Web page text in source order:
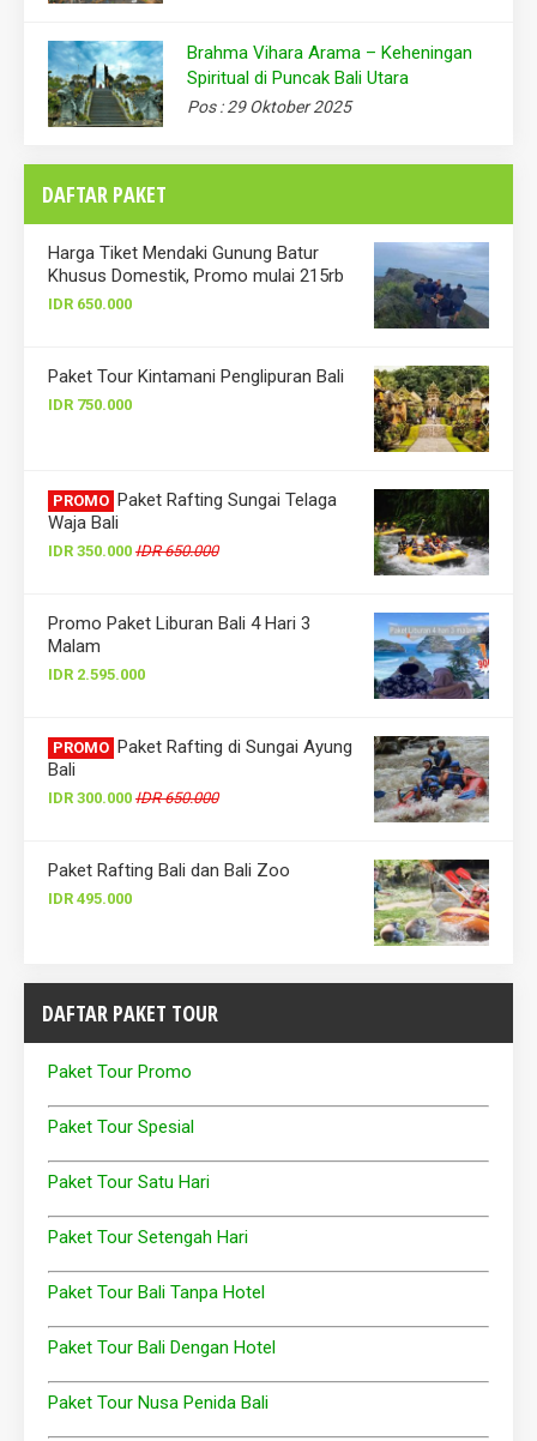
Brahma Vihara Arama – Keheningan
Spiritual di Puncak Bali Utara
Pos : 29 Oktober 2025
DAFTAR PAKET
Harga Tiket Mendaki Gunung Batur
Khusus Domestik, Promo mulai 215rb
IDR 650.000
Paket Tour Kintamani Penglipuran Bali
IDR 750.000
PROMO Paket Rafting Sungai Telaga
Waja Bali
IDR 350.000 IDR 650.000
Promo Paket Liburan Bali 4 Hari 3
Malam
IDR 2.595.000
PROMO Paket Rafting di Sungai Ayung
Bali
IDR 300.000 IDR 650.000
Paket Rafting Bali dan Bali Zoo
IDR 495.000
DAFTAR PAKET TOUR
Paket Tour Promo
Paket Tour Spesial
Paket Tour Satu Hari
Paket Tour Setengah Hari
Paket Tour Bali Tanpa Hotel
Paket Tour Bali Dengan Hotel
Paket Tour Nusa Penida Bali